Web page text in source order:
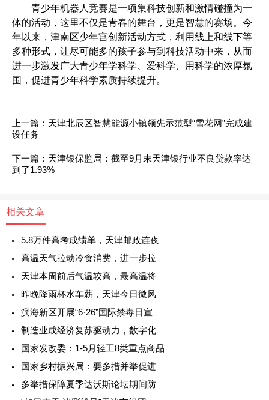
青少年机器人竞赛是一项集科技创新和激情碰撞为一
体的活动，这里不仅是青春的舞台，更是智慧的赛场。今
年以来，津南区少年宫创新活动方式，利用线上和线下等
多种形式，让尽可能多的孩子参与到科技活动中来，从而
进一步激发广大青少年学科学、爱科学、用科学的浓厚氛
围，促进青少年科学素质持续提升。
上一篇： 天津北辰区智慧能源小镇领先示范型“雪花网”完成建
设任务
下一篇： 天津银保监局：截至9月末天津银行业不良贷款率达
到了1.93%
相关文章
5.8万件高考成绩单，天津邮政连夜
高温天气拉动冷食消费，进一步拉
天津本周前后气温较高，最高温将
昨晚降雨杯水车薪，天津今日微风
滨海新区开展“6·26”国际禁毒日宣
制造业成经济复苏驱动力，数字化
国家发改委：1-5月轻工8类重点商品
国家乡村振兴局：要多措并举促进
多举措保障夏季达沃斯论坛期间防